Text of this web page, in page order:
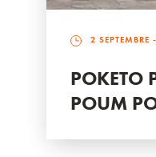
2 SEPTEMBRE
POKETO
POUM